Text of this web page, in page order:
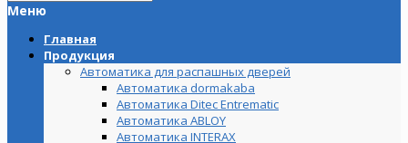
Меню
Главная
Продукция
Автоматика для распашных дверей
Автоматика dormakaba
Автоматика Ditec Entrematic
Автоматика ABLOY
Автоматика INTERAX